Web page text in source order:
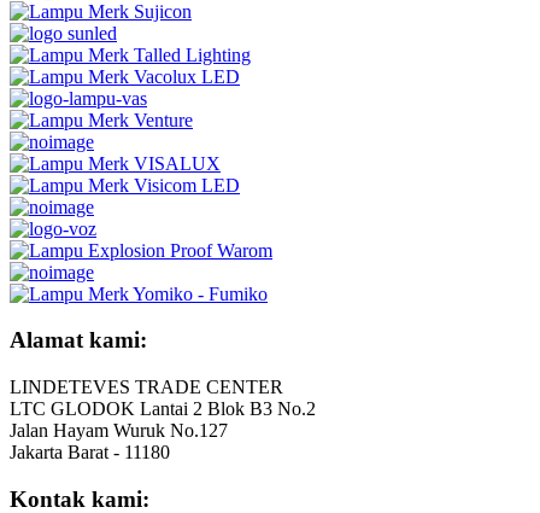
Alamat kami:
LINDETEVES TRADE CENTER
LTC GLODOK Lantai 2 Blok B3 No.2
Jalan Hayam Wuruk No.127
Jakarta Barat - 11180
Kontak kami: